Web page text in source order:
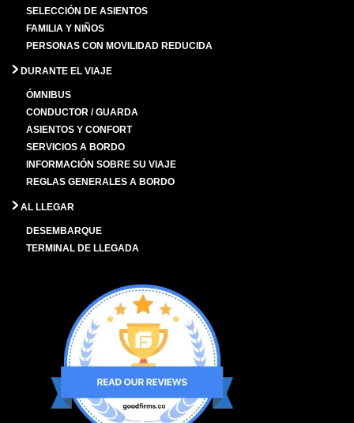
SELECCIÓN DE ASIENTOS
FAMILIA Y NIÑOS
PERSONAS CON MOVILIDAD REDUCIDA
DURANTE EL VIAJE
ÓMNIBUS
CONDUCTOR / GUARDA
ASIENTOS Y CONFORT
SERVICIOS A BORDO
INFORMACIÓN SOBRE SU VIAJE
REGLAS GENERALES A BORDO
AL LLEGAR
DESEMBARQUE
TERMINAL DE LLEGADA